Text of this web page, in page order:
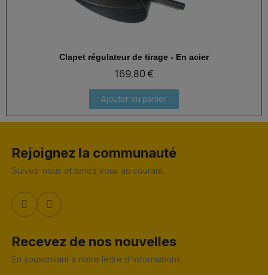
Aperçu rapide
Clapet régulateur de tirage - En acier
169,80 €
Ajouter au panier
Rejoignez la communauté
Suivez-nous et tenez vous au courant.
Recevez de nos nouvelles
En souscrivant à notre lettre d'informations.